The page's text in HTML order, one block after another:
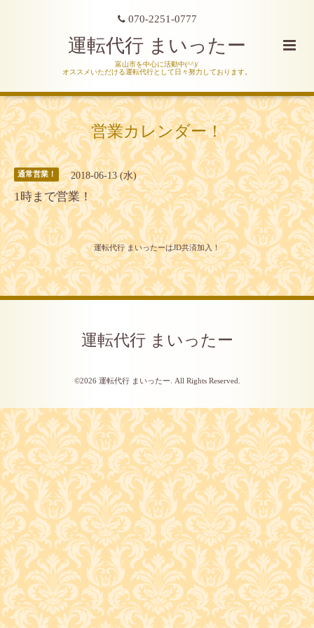
070-2251-0777
運転代行 まいったー
富山市を中心に活動中(^^)/
オススメいただける運転代行として日々努力しております。
営業カレンダー！
通常営業！ 2018-06-13 (水)
1時まで営業！
運転代行 まいったーはJD共済加入！
運転代行 まいったー
©2026 運転代行 まいったー . All Rights Reserved.